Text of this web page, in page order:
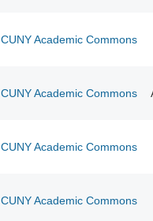
CUNY Academic Commons
CUNY Academic Commons
CUNY Academic Commons
CUNY Academic Commons